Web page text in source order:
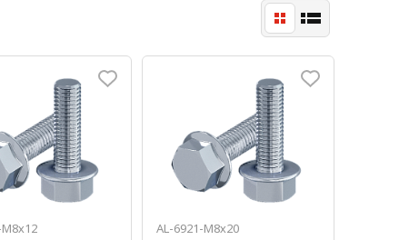
AL-6921-M8х20